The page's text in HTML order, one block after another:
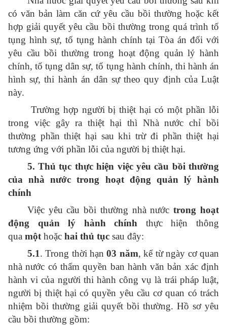
có văn bản làm căn cứ yêu cầu bồi thường hoặc kết
hợp giải quyết yêu cầu bồi thường trong quá trình tố
tụng hình sự, tố tụng hành chính tại Tòa án đối với
yêu cầu bồi thường trong hoạt động quản lý hành
chính, tố tụng dân sự, tố tụng hành chính, thi hành án
hình sự, thi hành án dân sự theo quy định của Luật
này.
Trường hợp người bị thiệt hại có một phần lỗi
trong việc gây ra thiệt hại thì Nhà nước chỉ bồi
thường phần thiệt hại sau khi trừ đi phần thiệt hại
tương ứng với phần lỗi của người bị thiệt hại.
5. Thủ tục thực hiện việc yêu cầu bồi thường
của nhà nước trong hoạt động quản lý hành
chính
Việc yêu cầu bồi thường nhà nướctrong hoạt
động quản lý hành chính thực hiện thông
qua một hoặc hai thủ tục sau đây:
5.1. Trong thời hạn03 năm, kể từ ngày cơ quan
nhà nước có thẩm quyền ban hành văn bản xác định
hành vi của người thi hành công vụ là trái pháp luật,
người bị thiệt hại có quyền yêu cầu cơ quan có trách
nhiệm bồi thường giải quyết bồi thường. Hồ sơ yêu
cầu bồi thường gồm: